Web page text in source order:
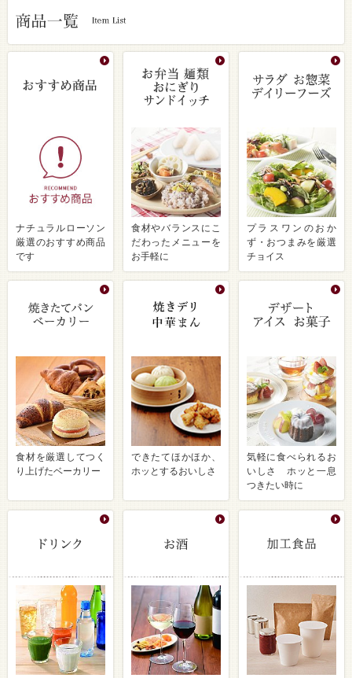
ナチュラルローソン
厳選のおすすめ商品
です
食材やバランスにこ
だわったメニューを
お手軽に
プラスワンのおか
ず・おつまみを厳選
チョイス
食材を厳選してつく
り上げたベーカリー
できたてほかほか、
ホッとするおいしさ
気軽に食べられるお
いしさ ホッと一息
つきたい時に